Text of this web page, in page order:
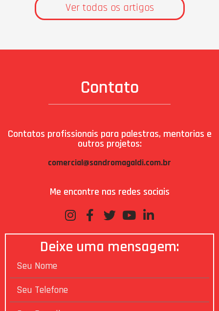
Ver todas os artigos
Contato
Contatos profissionais para palestras, mentorias e
outros projetos:
comercial@sandromagaldi.com.br
Me encontre nas redes sociais
Deixe uma mensagem: